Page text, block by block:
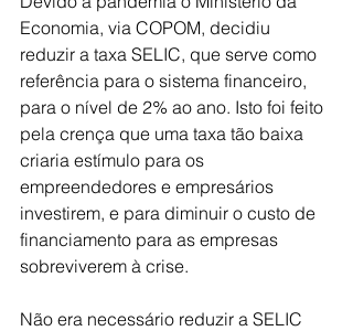
Economia, via COPOM, decidiu
reduzir a taxa SELIC, que serve como
referência para o sistema financeiro,
para o nível de 2% ao ano. Isto foi feito
pela crença que uma taxa tão baixa
criaria estímulo para os
empreendedores e empresários
investirem, e para diminuir o custo de
financiamento para as empresas
sobreviverem à crise.
Não era necessário reduzir a SELIC